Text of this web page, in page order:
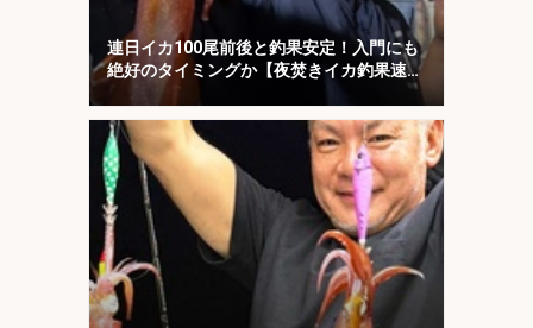
連日イカ100尾前後と釣果安定！入門にも
絶好のタイミングか【夜焚きイカ釣果速報
20選・福岡】